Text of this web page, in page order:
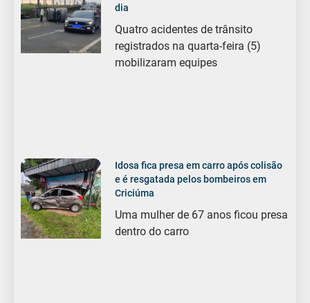
dia
Quatro acidentes de trânsito
registrados na quarta-feira (5)
mobilizaram equipes
Idosa fica presa em carro após colisão
e é resgatada pelos bombeiros em
Criciúma
Uma mulher de 67 anos ficou presa
dentro do carro